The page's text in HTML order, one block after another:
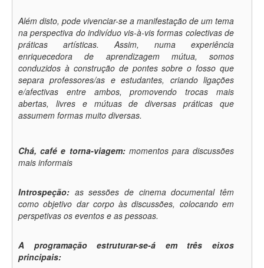
Além disto, pode vivenciar-se a manifestação de um tema
na perspectiva do indivíduo vis-à-vis formas colectivas de
práticas artísticas. Assim, numa experiência
enriquecedora de aprendizagem mútua, somos
conduzidos à construção de pontes sobre o fosso que
separa professores/as e estudantes, criando ligações
e/afectivas entre ambos, promovendo trocas mais
abertas, livres e mútuas de diversas práticas que
assumem formas muito diversas.
Chá, café e torna-viagem: momentos para discussões
mais informais
Introspeção: as sessões de cinema documental têm
como objetivo dar corpo às discussões, colocando em
perspetivas os eventos e as pessoas.
A programação estruturar-se-á em três eixos
principais: